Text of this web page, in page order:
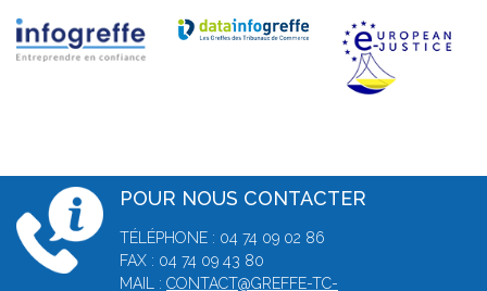
POUR NOUS CONTACTER
TÉLÉPHONE : 04 74 09 02 86
FAX : 04 74 09 43 80
MAIL : CONTACT@GREFFE-TC-